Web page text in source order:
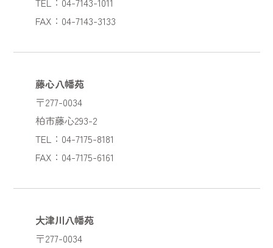
FAX：04-7143-3133
藤心八幡苑
〒277-0034
柏市藤心293-2
TEL：04-7175-8181
FAX：04-7175-6161
大津川八幡苑
〒277-0034